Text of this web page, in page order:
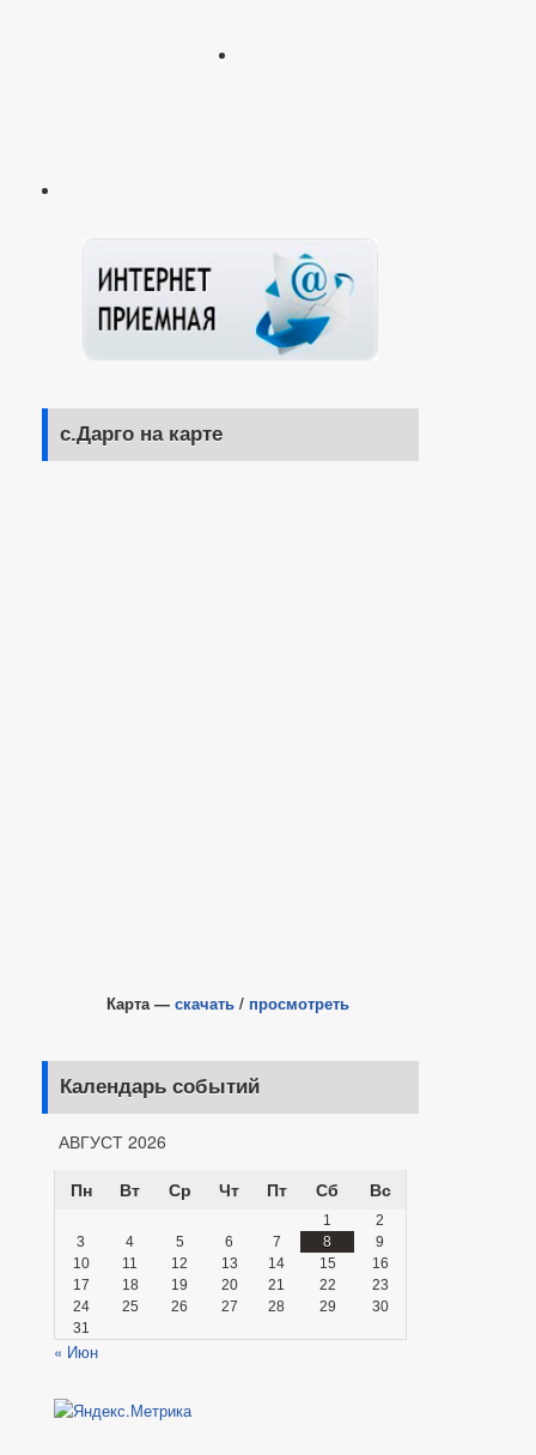
с.Дарго на карте
Карта — скачать / просмотреть
Календарь событий
АВГУСТ 2026
Пн
Вт Ср Чт Пт Сб Вс
1
2
3
4 5 6 7 8
9
10
11 12 13 14 15
16
17
18 19 20 21 22
23
24
25 26 27 28 29
30
31
« Июн